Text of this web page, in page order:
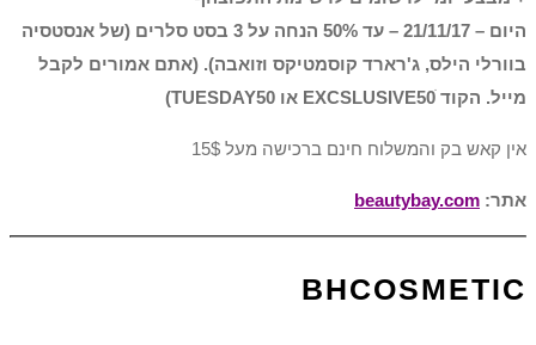
היום – 21/11/17 – עד 50% הנחה על 3 בסט סלרים (של אנסטסיה
בוורלי הילס, ג'רארד קוסמטיקס וזואבה). (אתם אמורים לקבל
מייל. הקוד EXCSLUSIVE50ׂ או TUESDAY50)
אין קאש בק והמשלוח חינם ברכישה מעל 15$
אתר: beautybay.com
BHCOSMETIC